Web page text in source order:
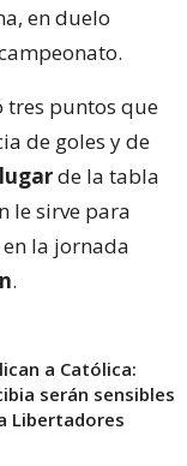
en duelo
tres puntos que
de goles y de
de la tabla
le sirve para
la jornada
.
a Católica:
serán sensibles
Libertadores